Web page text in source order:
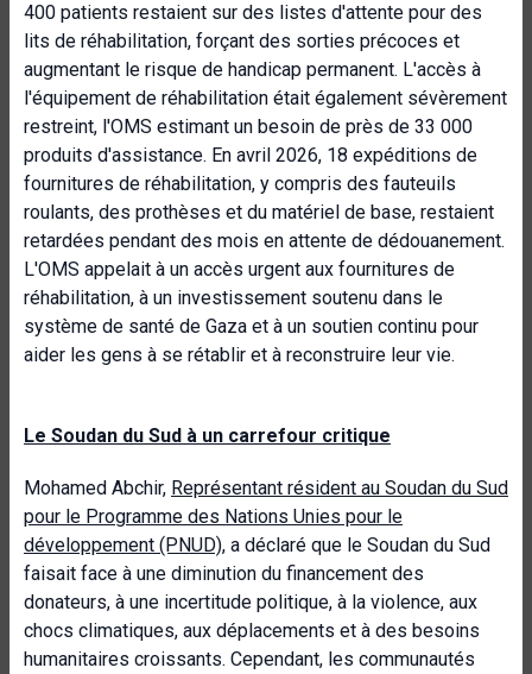
400 patients restaient sur des listes d'attente pour des
lits de réhabilitation, forçant des sorties précoces et
augmentant le risque de handicap permanent. L'accès à
l'équipement de réhabilitation était également sévèrement
restreint, l'OMS estimant un besoin de près de 33 000
produits d'assistance. En avril 2026, 18 expéditions de
fournitures de réhabilitation, y compris des fauteuils
roulants, des prothèses et du matériel de base, restaient
retardées pendant des mois en attente de dédouanement.
L'OMS appelait à un accès urgent aux fournitures de
réhabilitation, à un investissement soutenu dans le
système de santé de Gaza et à un soutien continu pour
aider les gens à se rétablir et à reconstruire leur vie.
Le Soudan du Sud à un carrefour critique
Mohamed Abchir, Représentant résident au Soudan du Sud
pour le Programme des Nations Unies pour le
développement (PNUD), a déclaré que le Soudan du Sud
faisait face à une diminution du financement des
donateurs, à une incertitude politique, à la violence, aux
chocs climatiques, aux déplacements et à des besoins
humanitaires croissants. Cependant, les communautés